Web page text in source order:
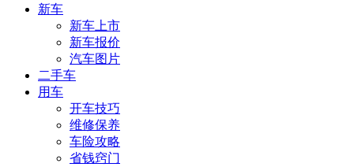
新车
新车上市
新车报价
汽车图片
二手车
用车
开车技巧
维修保养
车险攻略
省钱窍门